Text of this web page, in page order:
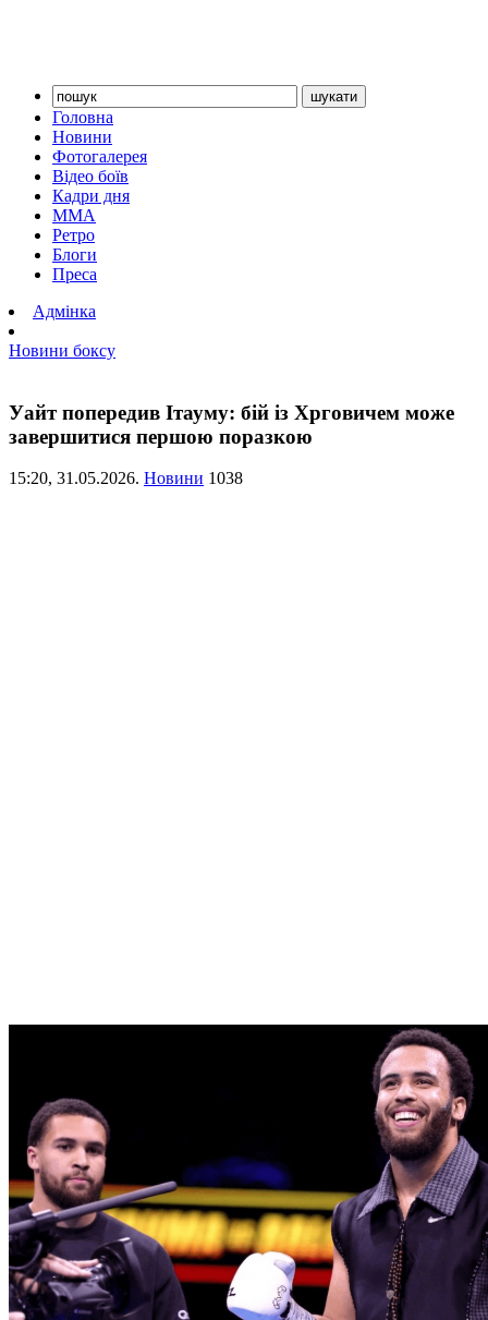
Головна
Новини
Фотогалерея
Відео боїв
Кадри дня
ММА
Ретро
Блоги
Преса
Адмінка
Новини боксу
Уайт попередив Ітауму: бій із Хрговичем може
завершитися першою поразкою
15:20, 31.05.2026. Новини 1038